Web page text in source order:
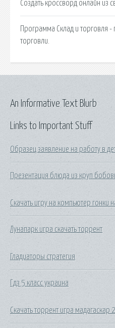
Создать кроссворд онлайн из
Программа Склад и торговля
торговли.
Links to Important Stuff
Образец заявление на работу в
Презентация блюда из круп
Скачать игру на компьютер гонки
Лунапарк игра скачать торрент
Гладиаторы стратегия
Гдз 5 класс украина
Скачать торрент игра мадагаскар 2
An Informative Text Blurb